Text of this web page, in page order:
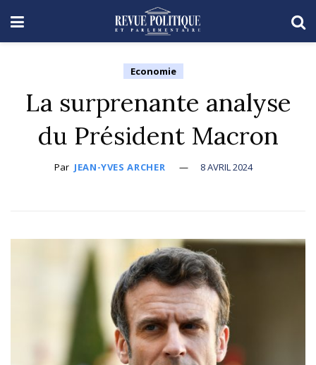
Economie
La surprenante analyse
du Président Macron
Par JEAN-YVES ARCHER 8 AVRIL 2024